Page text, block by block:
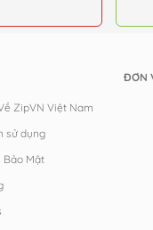
ZipVN Việt Nam
sử dụng
Bảo Mật
ĐƠN